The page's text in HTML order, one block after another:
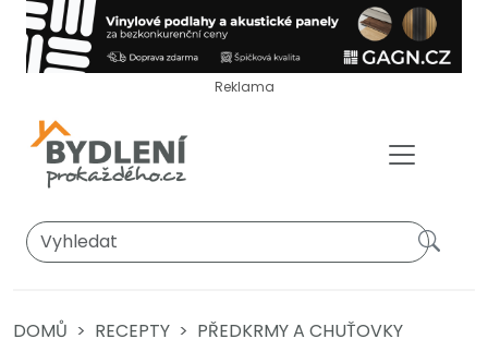
Reklama
DOMŮ RECEPTY PŘEDKRMY A CHUŤOVKY